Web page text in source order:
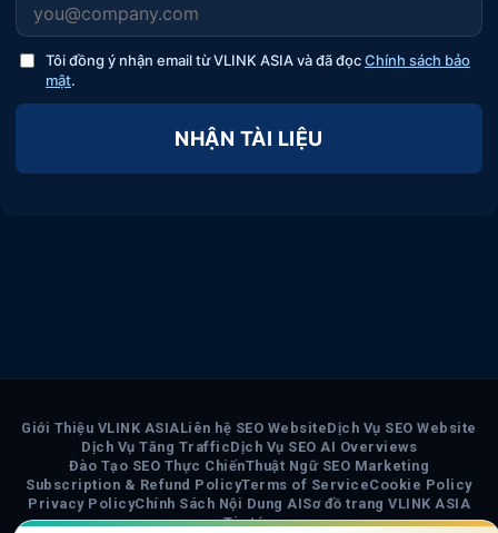
Tôi đồng ý nhận email từ VLINK ASIA và đã đọcChính sách bảo
mật.
NHẬN TÀI LIỆU
Giới Thiệu VLINK ASIALiên hệ SEO WebsiteDịch Vụ SEO Website
Dịch Vụ Tăng TrafficDịch Vụ SEO AI Overviews
Đào Tạo SEO Thực ChiếnThuật Ngữ SEO Marketing
Subscription & Refund PolicyTerms of ServiceCookie Policy
Privacy PolicyChính Sách Nội Dung AISơ đồ trang VLINK ASIA
Tin tức